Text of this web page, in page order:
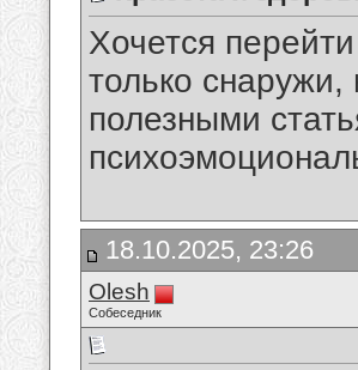
Хочется
только снаружи,
полезными
18.10.2025, 23:26
Olesh
Собеседник